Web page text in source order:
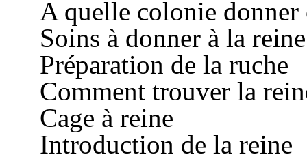
A quelle colonie donner
Soins à donner à la reine
Préparation de la ruche
Comment trouver la
Cage à reine
Introduction de la reine